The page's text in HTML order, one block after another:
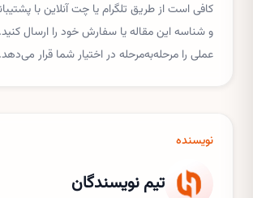
کافی است از طریق تلگرام یا چت آنلاین با
و شناسه این مقاله یا سفارش خود را ارسال
عملی را مرحله‌به‌مرحله در اختیار شما قرار می‌دهد.
نویسنده
تیم نویسندگان